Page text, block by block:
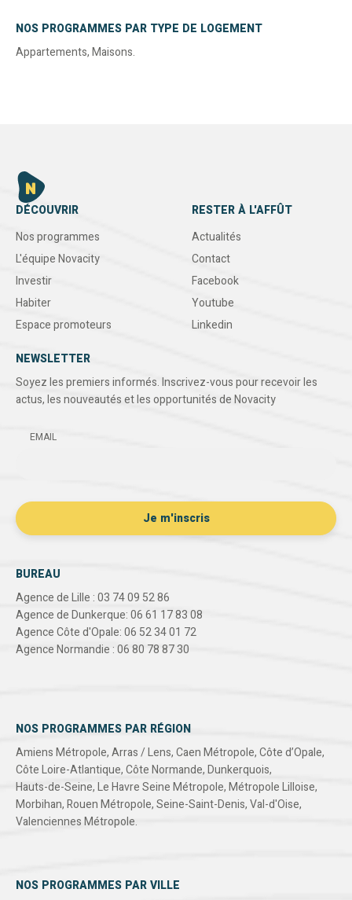
NOS PROGRAMMES PAR TYPE DE LOGEMENT
Appartements,Maisons.
DÉCOUVRIR
Nos programmes
L'équipe Novacity
Investir
Habiter
Espace promoteurs
RESTER À L'AFFÛT
Actualités
Contact
Facebook
Youtube
Linkedin
NEWSLETTER
Soyez les premiers informés. Inscrivez-vous pour recevoir les
actus, les nouveautés et les opportunités de Novacity
EMAIL
BUREAU
Agence de Lille : 03 74 09 52 86
Agence de Dunkerque: 06 61 17 83 08
Agence Côte d'Opale: 06 52 34 01 72
Agence Normandie : 06 80 78 87 30
NOS PROGRAMMES PAR RÉGION
Amiens Métropole,Arras / Lens,Caen Métropole,Côte d’Opale,
Côte Loire-Atlantique,Côte Normande,Dunkerquois,
Hauts-de-Seine,Le Havre Seine Métropole,Métropole Lilloise,
Morbihan,Rouen Métropole,Seine-Saint-Denis,Val-d'Oise,
Valenciennes Métropole.
NOS PROGRAMMES PAR VILLE